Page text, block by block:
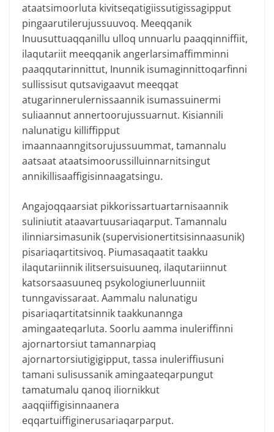
ataatsimoorluta kivitseqatigiissutigissagipput
pingaarutilerujussuuvoq. Meeqqanik
Inuusuttuaqqanillu ulloq unnuarlu paaqqinniffiit,
ilaqutariit meeqqanik angerlarsimaffimminni
paaqqutarinnittut, Inunnik isumaginnittoqarfinni
sullissisut qutsavigaavut meeqqat
atugarinnerulernissaannik isumassuinermi
suliaannut annertoorujussuarnut. Kisiannili
nalunatigu killiffipput
imaannaanngitsorujussuummat, tamannalu
aatsaat ataatsimoorussilluinnarnitsingut
annikillisaaffigisinnaagatsingu.
Angajoqqaarsiat pikkorissartuartarnisaannik
suliniutit ataavartuusariaqarput. Tamannalu
ilinniarsimasunik (supervisionertitsisinnaasunik)
pisariaqartitsivoq. Piumasaqaatit taakku
ilaqutariinnik ilitsersuisuuneq, ilaqutariinnut
katsorsaasuuneq psykologiunerluunniit
tunngavissaraat. Aammalu nalunatigu
pisariaqartitatsinnik taakkunannga
amingaateqarluta. Soorlu aamma inuleriffinni
ajornartorsiut tamannarpiaq
ajornartorsiutigigipput, tassa inuleriffiusuni
tamani sulisussanik amingaateqarpungut
tamatumalu qanoq iliornikkut
aaqqiiffigisinnaanera
eqqartuiffiginerusariaqarparput.